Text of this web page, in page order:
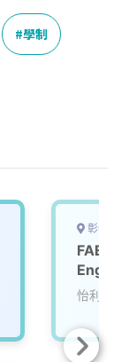
學制
彰化
FAE
怡利電